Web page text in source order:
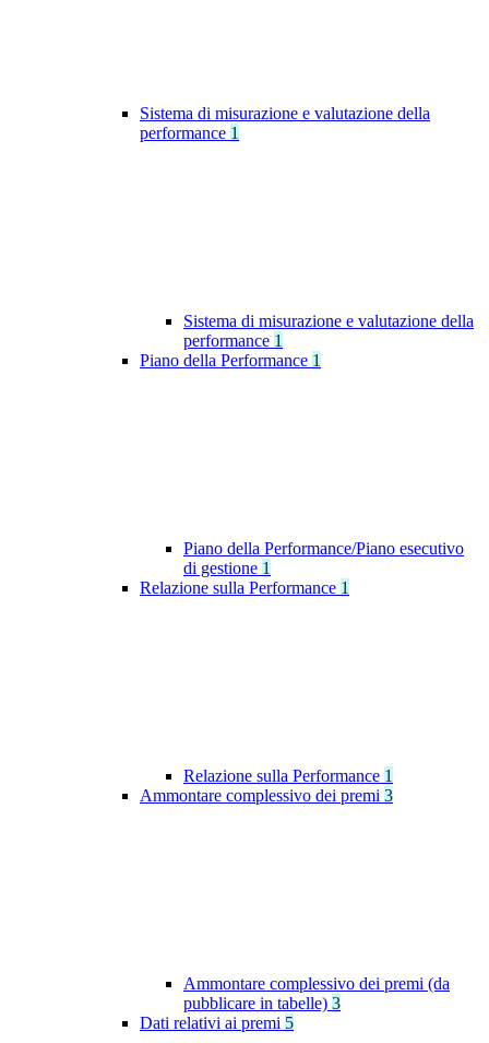
Sistema di misurazione e valutazione della
performance 1
Sistema di misurazione e valutazione della
performance 1
Piano della Performance 1
Piano della Performance/Piano esecutivo
di gestione 1
Relazione sulla Performance 1
Relazione sulla Performance 1
Ammontare complessivo dei premi 3
Ammontare complessivo dei premi (da
pubblicare in tabelle) 3
Dati relativi ai premi 5